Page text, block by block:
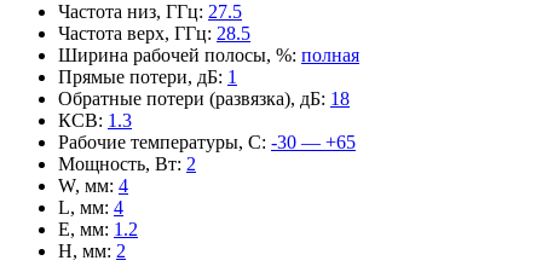
Частота низ, ГГц: 27.5
Частота верх, ГГц: 28.5
Ширина рабочей полосы, %: полная
Прямые потери, дБ: 1
Обратные потери (развязка), дБ: 18
КСВ: 1.3
Рабочие температуры, С: -30 — +65
Мощность, Вт: 2
W, мм: 4
L, мм: 4
E, мм: 1.2
H, мм: 2